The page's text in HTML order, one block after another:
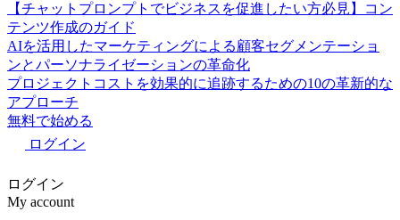
【チャットプロンプトでビジネスを促進したい方必見】コン
テンツ作成のガイド
AIを活用したマーケティングによる顧客セグメンテーショ
ンとパーソナライゼーションの革命化
プロジェクトコストを効果的に追跡するための10の革新的な
アプローチ
無料で始める
ログイン
ログイン
My account